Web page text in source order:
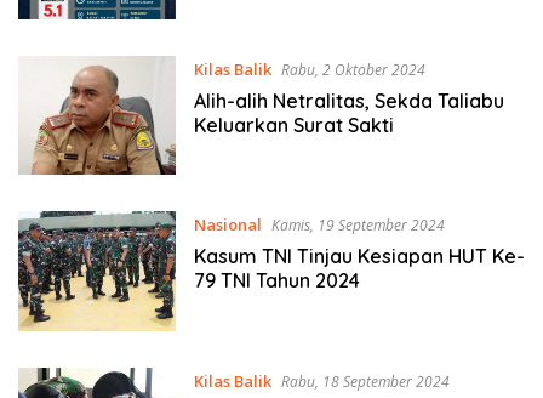
Kilas Balik Rabu, 2 Oktober 2024
Alih-alih Netralitas, Sekda Taliabu
Keluarkan Surat Sakti
Nasional Kamis, 19 September 2024
Kasum TNI Tinjau Kesiapan HUT Ke-
79 TNI Tahun 2024
Kilas Balik Rabu, 18 September 2024